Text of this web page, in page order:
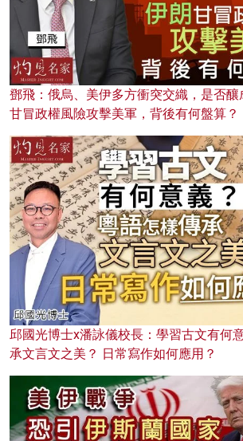
鄧飛：俄烏、美伊多方衝突交織，是否
甘冒政權風險攻擊美軍，背後有何盤算？
邱國光博士x潘詠儀校長：學習古文有何
承文言文之美？ 日常寫作如何應用？